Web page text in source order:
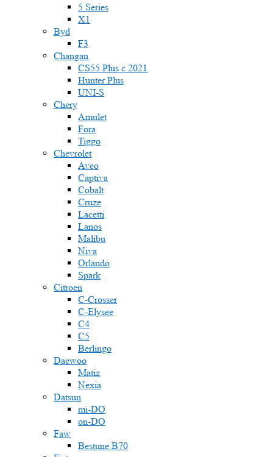
5 Series
X1
Byd
F3
Changan
CS55 Plus с 2021
Hunter Plus
UNI-S
Chery
Amulet
Fora
Tiggo
Chevrolet
Aveo
Captiva
Cobalt
Cruze
Lacetti
Lanos
Malibu
Niva
Orlando
Spark
Citroen
C-Crosser
C-Elysee
C4
C5
Berlingo
Daewoo
Matiz
Nexia
Datsun
mi-DO
on-DO
Faw
Bestune B70